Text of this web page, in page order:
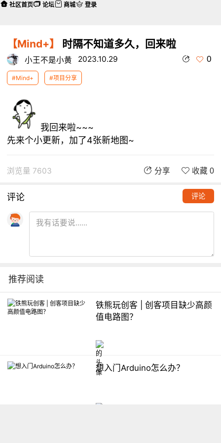
【Mind+】 时隔不知道多久，回来啦
小王不是小黄 2023.10.29 0
#Mind+ #项目分享
我回来啦~~~
先来个小更新，加了4张新地图~
浏览量 7603 分享 收藏 0
评论 评论
推荐阅读
铁熊玩创客 | 创客项目缺少高颜
值电路图？
想入门Arduino怎么办？
社区首页 论坛 商城 登录